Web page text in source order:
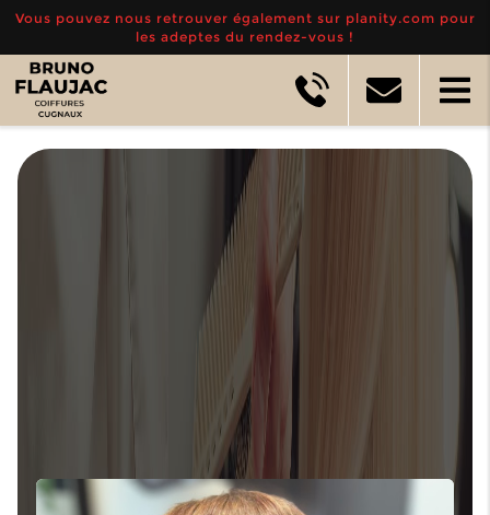
Vous pouvez nous retrouver également sur planity.com pour
les adeptes du rendez-vous !